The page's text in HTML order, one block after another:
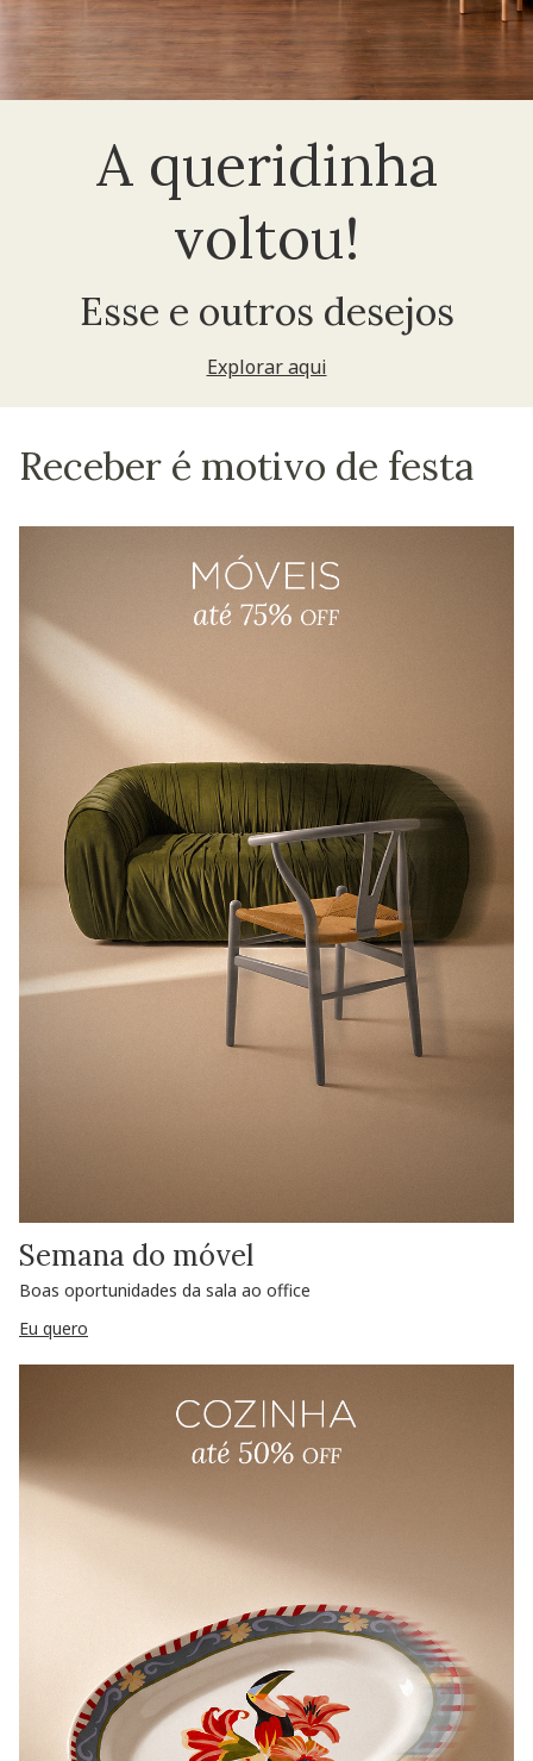
A queridinha
voltou!
Esse e outros desejos
Explorar aqui
Receber é motivo de festa
Semana do móvel
Boas oportunidades da sala ao office
Eu quero